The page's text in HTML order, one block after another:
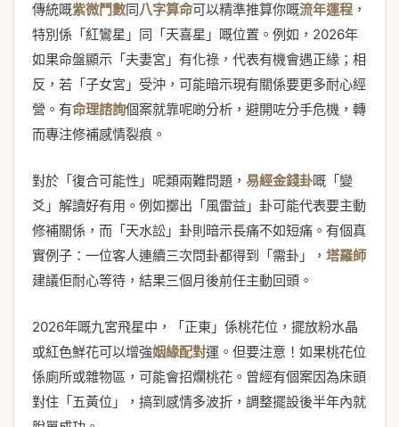
傳統嘅紫微鬥數同八字算命可以精準推算你嘅流年運程 ，
特別係「紅鸞星」同「天喜星」嘅位置。例如，2026年
如果命盤顯示「夫妻宮」有化祿，代表有機會遇正緣；相
反，若「子女宮」受沖，可能暗示現有關係要更多耐心經
營。有命理諮詢個案就靠呢啲分析，避開咗分手危機，轉
而專注修補感情裂痕。
對於「復合可能性」呢類兩難問題， 易經金錢卦嘅「變
爻」解讀好有用。例如擲出「風雷益」卦可能代表要主動
修補關係，而「天水訟」卦則暗示長痛不如短痛。有個真
實例子：一位客人連續三次問卦都得到「需卦」， 塔羅師
建議佢耐心等待，結果三個月後前任主動回頭。
2026年嘅九宮飛星中，「正東」係桃花位，擺放粉水晶
或紅色鮮花可以增強姻緣配對運。但要注意！如果桃花位
係廁所或雜物區，可能會招爛桃花。曾經有個案因為床頭
對住「五黃位」，搞到感情多波折，調整擺設後半年內就